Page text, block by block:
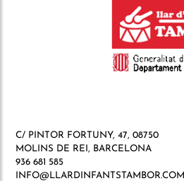
C/ PINTOR FORTUNY, 47, 08750
MOLINS DE REI, BARCELONA
936 681 585
INFO@LLARDINFANTSTAMBOR.COM